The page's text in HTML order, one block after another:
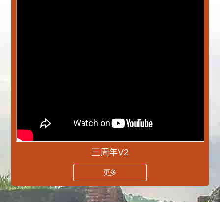
三周年V2
更多